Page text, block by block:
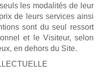
les modalités de leur
de leurs services ainsi
sont du seul ressort
et le Visiteur, selon
en dehors du Site.